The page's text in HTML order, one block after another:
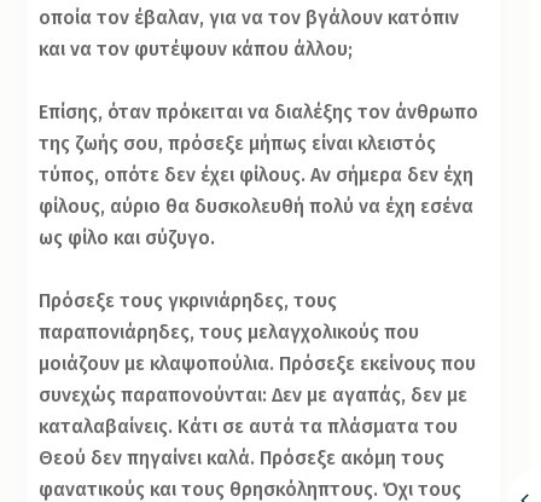
οποία τον έβαλαν, για να τον βγάλουν κατόπιν
και να τον φυτέψουν κάπου άλλου;
Επίσης, όταν πρόκειται να διαλέξης τον άνθρωπο
της ζωής σου, πρόσεξε μήπως είναι κλειστός
τύπος, οπότε δεν έχει φίλους. Αν σήμερα δεν έχη
φίλους, αύριο θα δυσκολευθή πολύ να έχη εσένα
ως φίλο και σύζυγο.
Πρόσεξε τους γκρινιάρηδες, τους
παραπονιάρηδες, τους μελαγχολικούς που
μοιάζουν με κλαψοπούλια. Πρόσεξε εκείνους που
συνεχώς παραπονούνται: Δεν με αγαπάς, δεν με
καταλαβαίνεις. Κάτι σε αυτά τα πλάσματα του
Θεού δεν πηγαίνει καλά. Πρόσεξε ακόμη τους
φανατικούς και τους θρησκόληπτους. Όχι τους